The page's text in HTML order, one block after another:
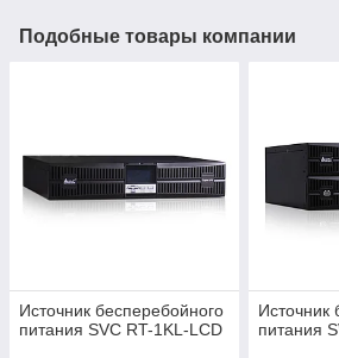
Подобные товары компании
Источник бесперебойного
питания SVC RT-1KL-LCD
Источник
питания